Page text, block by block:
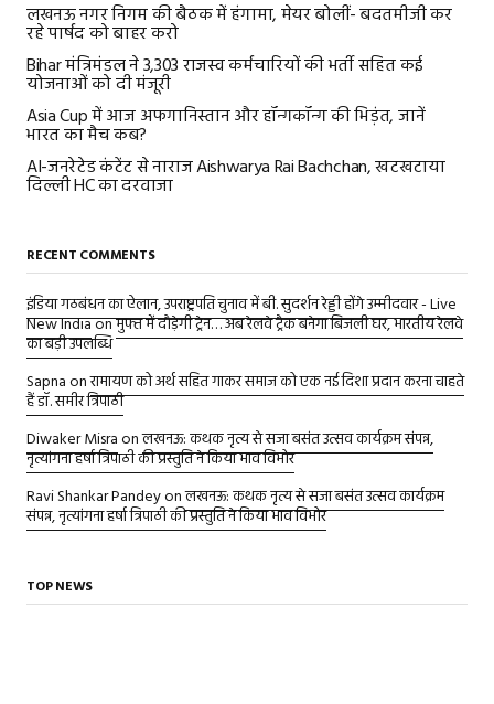
लखनऊ नगर निगम की बैठक में हंगामा, मेयर बोलीं- बदतमीजी कर
रहे पार्षद को बाहर करो
Bihar मंत्रिमंडल ने 3,303 राजस्व कर्मचारियों की भर्ती सहित कई
योजनाओं को दी मंजूरी
Asia Cup में आज अफगानिस्तान और हॉन्गकॉन्ग की भिड़ंत, जानें
भारत का मैच कब?
AI-जनरेटेड कंटेंट से नाराज Aishwarya Rai Bachchan, खटखटाया
दिल्ली HC का दरवाजा
RECENT COMMENTS
इंडिया गठबंधन का ऐलान, उपराष्ट्रपति चुनाव में बी. सुदर्शन रेड्डी होंगे उम्मीदवार - Live
New Indiaonमुफ्त में दौड़ेगी ट्रेन… अब रेलवे ट्रैक बनेगा बिजली घर, भारतीय रेलवे
का बड़ी उपलब्धि
Sapnaonरामायण को अर्थ सहित गाकर समाज को एक नई दिशा प्रदान करना चाहते
हैं डॉ. समीर त्रिपाठी
Diwaker Misraonलखनऊ: कथक नृत्य से सजा बसंत उत्सव कार्यक्रम संपन्न,
नृत्यांगना हर्षा त्रिपाठी की प्रस्तुति ने किया भाव विभोर
Ravi Shankar Pandeyonलखनऊ: कथक नृत्य से सजा बसंत उत्सव कार्यक्रम
संपन्न, नृत्यांगना हर्षा त्रिपाठी की प्रस्तुति ने किया भाव विभोर
TOP NEWS